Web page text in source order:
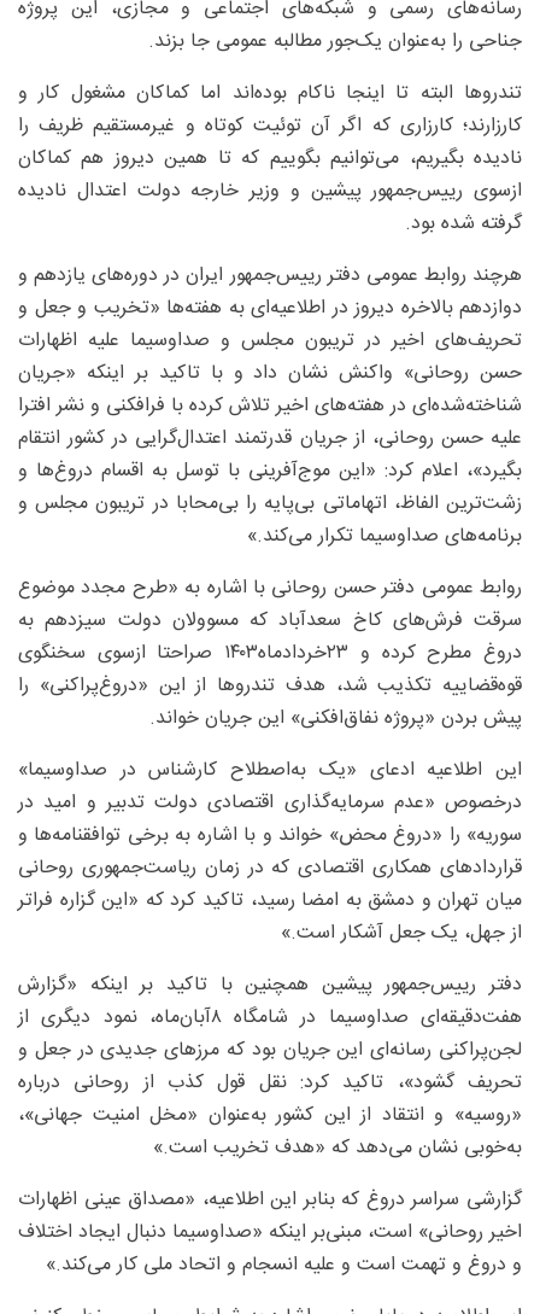
رسانه‌های رسمی و شبکه‌های اجتماعی و مجازی، این پروژه
جناحی را به‌عنوان یک‌جور مطالبه عمومی جا بزند.
تندروها البته تا اینجا ناکام بوده‌اند اما کماکان مشغول کار و
کارزارند؛ کارزاری که اگر آن توئیت کوتاه و غیرمستقیم ظریف را
نادیده بگیریم، می‌توانیم بگوییم که تا همین دیروز هم کماکان
ازسوی رییس‌جمهور پیشین و وزیر خارجه دولت اعتدال نادیده
گرفته شده بود.
هرچند روابط عمومی دفتر رییس‌جمهور ایران در دوره‌های یازدهم و
دوازدهم بالاخره دیروز در اطلاعیه‌ای به هفته‌ها «تخریب و جعل و
تحریف‌های اخیر در تریبون مجلس و صداوسیما علیه اظهارات
حسن روحانی» واکنش نشان داد و با تاکید بر اینکه «جریان
شناخته‌شده‌ای در هفته‌های اخیر تلاش کرده‌ با فرافکنی و نشر افترا
علیه حسن روحانی، از جریان قدرتمند اعتدال‌گرایی در کشور انتقام
بگیرد»، اعلام کرد: «این موج‌آفرینی با توسل به اقسام دروغ‌ها و
زشت‌ترین الفاظ، اتهاماتی بی‌پایه را بی‌محابا در تریبون مجلس و
برنامه‌های صداوسیما تکرار می‌کند.»
روابط عمومی دفتر حسن روحانی با اشاره به «طرح مجدد موضوع
سرقت فرش‌های کاخ سعدآباد که مسوولان دولت سیزدهم به
دروغ مطرح کرده و ۲۳خردادماه۱۴۰۳ صراحتا ازسوی سخنگوی
قوه‌قضاییه تکذیب شد، هدف تندروها از این «دروغ‌پراکنی» را
پیش بردن «پروژه نفاق‌افکنی» این جریان خواند.
این اطلاعیه ادعای «یک به‌اصطلاح کارشناس در صداوسیما»
درخصوص «عدم سرمایه‌گذاری اقتصادی دولت تدبیر و امید در
سوریه» را «دروغ محض» خواند و با اشاره به برخی توافقنامه‌ها و
قراردادهای همکاری اقتصادی که در زمان ریاست‌جمهوری روحانی
میان تهران و دمشق به امضا رسید، تاکید کرد که «این گزاره فراتر
از جهل، یک جعل آشکار است.»
دفتر رییس‌جمهور پیشین همچنین با تاکید بر اینکه «گزارش
هفت‌دقیقه‌ای صداوسیما در شامگاه ۸آبان‌ماه، نمود دیگری از
لجن‌پراکنی رسانه‌ای این جریان بود که مرزهای جدیدی در جعل و
تحریف گشود»، تاکید کرد: نقل قول کذب از روحانی درباره
«روسیه» و انتقاد از این کشور به‌عنوان «مخل امنیت جهانی»،
به‌خوبی نشان می‌دهد که «هدف تخریب است.»
گزارشی سراسر دروغ که بنابر این اطلاعیه، «مصداق عینی اظهارات
اخیر روحانی» است، مبنی‌بر اینکه «صداوسیما دنبال ایجاد اختلاف
و دروغ و تهمت است و علیه انسجام و اتحاد ملی کار می‌کند.»